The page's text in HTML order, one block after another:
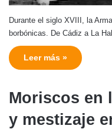
Durante el siglo XVIII, la
borbónicas. De Cádiz a La
Leer más »
Moriscos en
y mestizaje